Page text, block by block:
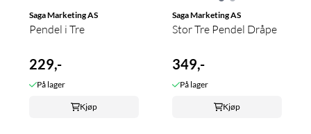
Saga Marketing AS
Pendel i Tre
229,-
På lager
Kjøp
Saga Marketing AS
Stor Tre Pendel Dråpe
349,-
På lager
Kjøp